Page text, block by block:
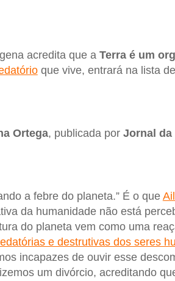
acredita que a Terra é um
que vive, entrará na lista de
Ortega, publicada por Jornal da
a febre do planeta.” É o que
da humanidade não está
do planeta vem como uma
e destrutivas dos seres
incapazes de ouvir esse
um divórcio, acreditando